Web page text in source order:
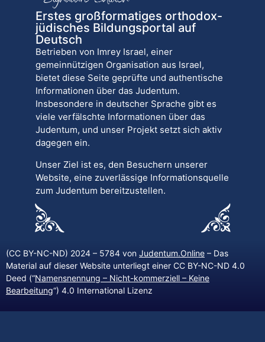
Erstes großformatiges orthodox-
jüdisches Bildungsportal auf
Deutsch
Betrieben von Imrey Israel, einer
gemeinnützigen Organisation aus Israel,
bietet diese Seite geprüfte und authentische
Informationen über das Judentum.
Insbesondere in deutscher Sprache gibt es
viele verfälschte Informationen über das
Judentum, und unser Projekt setzt sich aktiv
dagegen ein.
Unser Ziel ist es, den Besuchern unserer
Website, eine zuverlässige Informationsquelle
zum Judentum bereitzustellen.
(CC BY-NC-ND) 2024 – 5784 von Judentum.Online – Das
Material auf dieser Website unterliegt einer CC BY-NC-ND 4.0
Deed (“Namensnennung – Nicht-kommerziell – Keine
Bearbeitung“) 4.0 International Lizenz